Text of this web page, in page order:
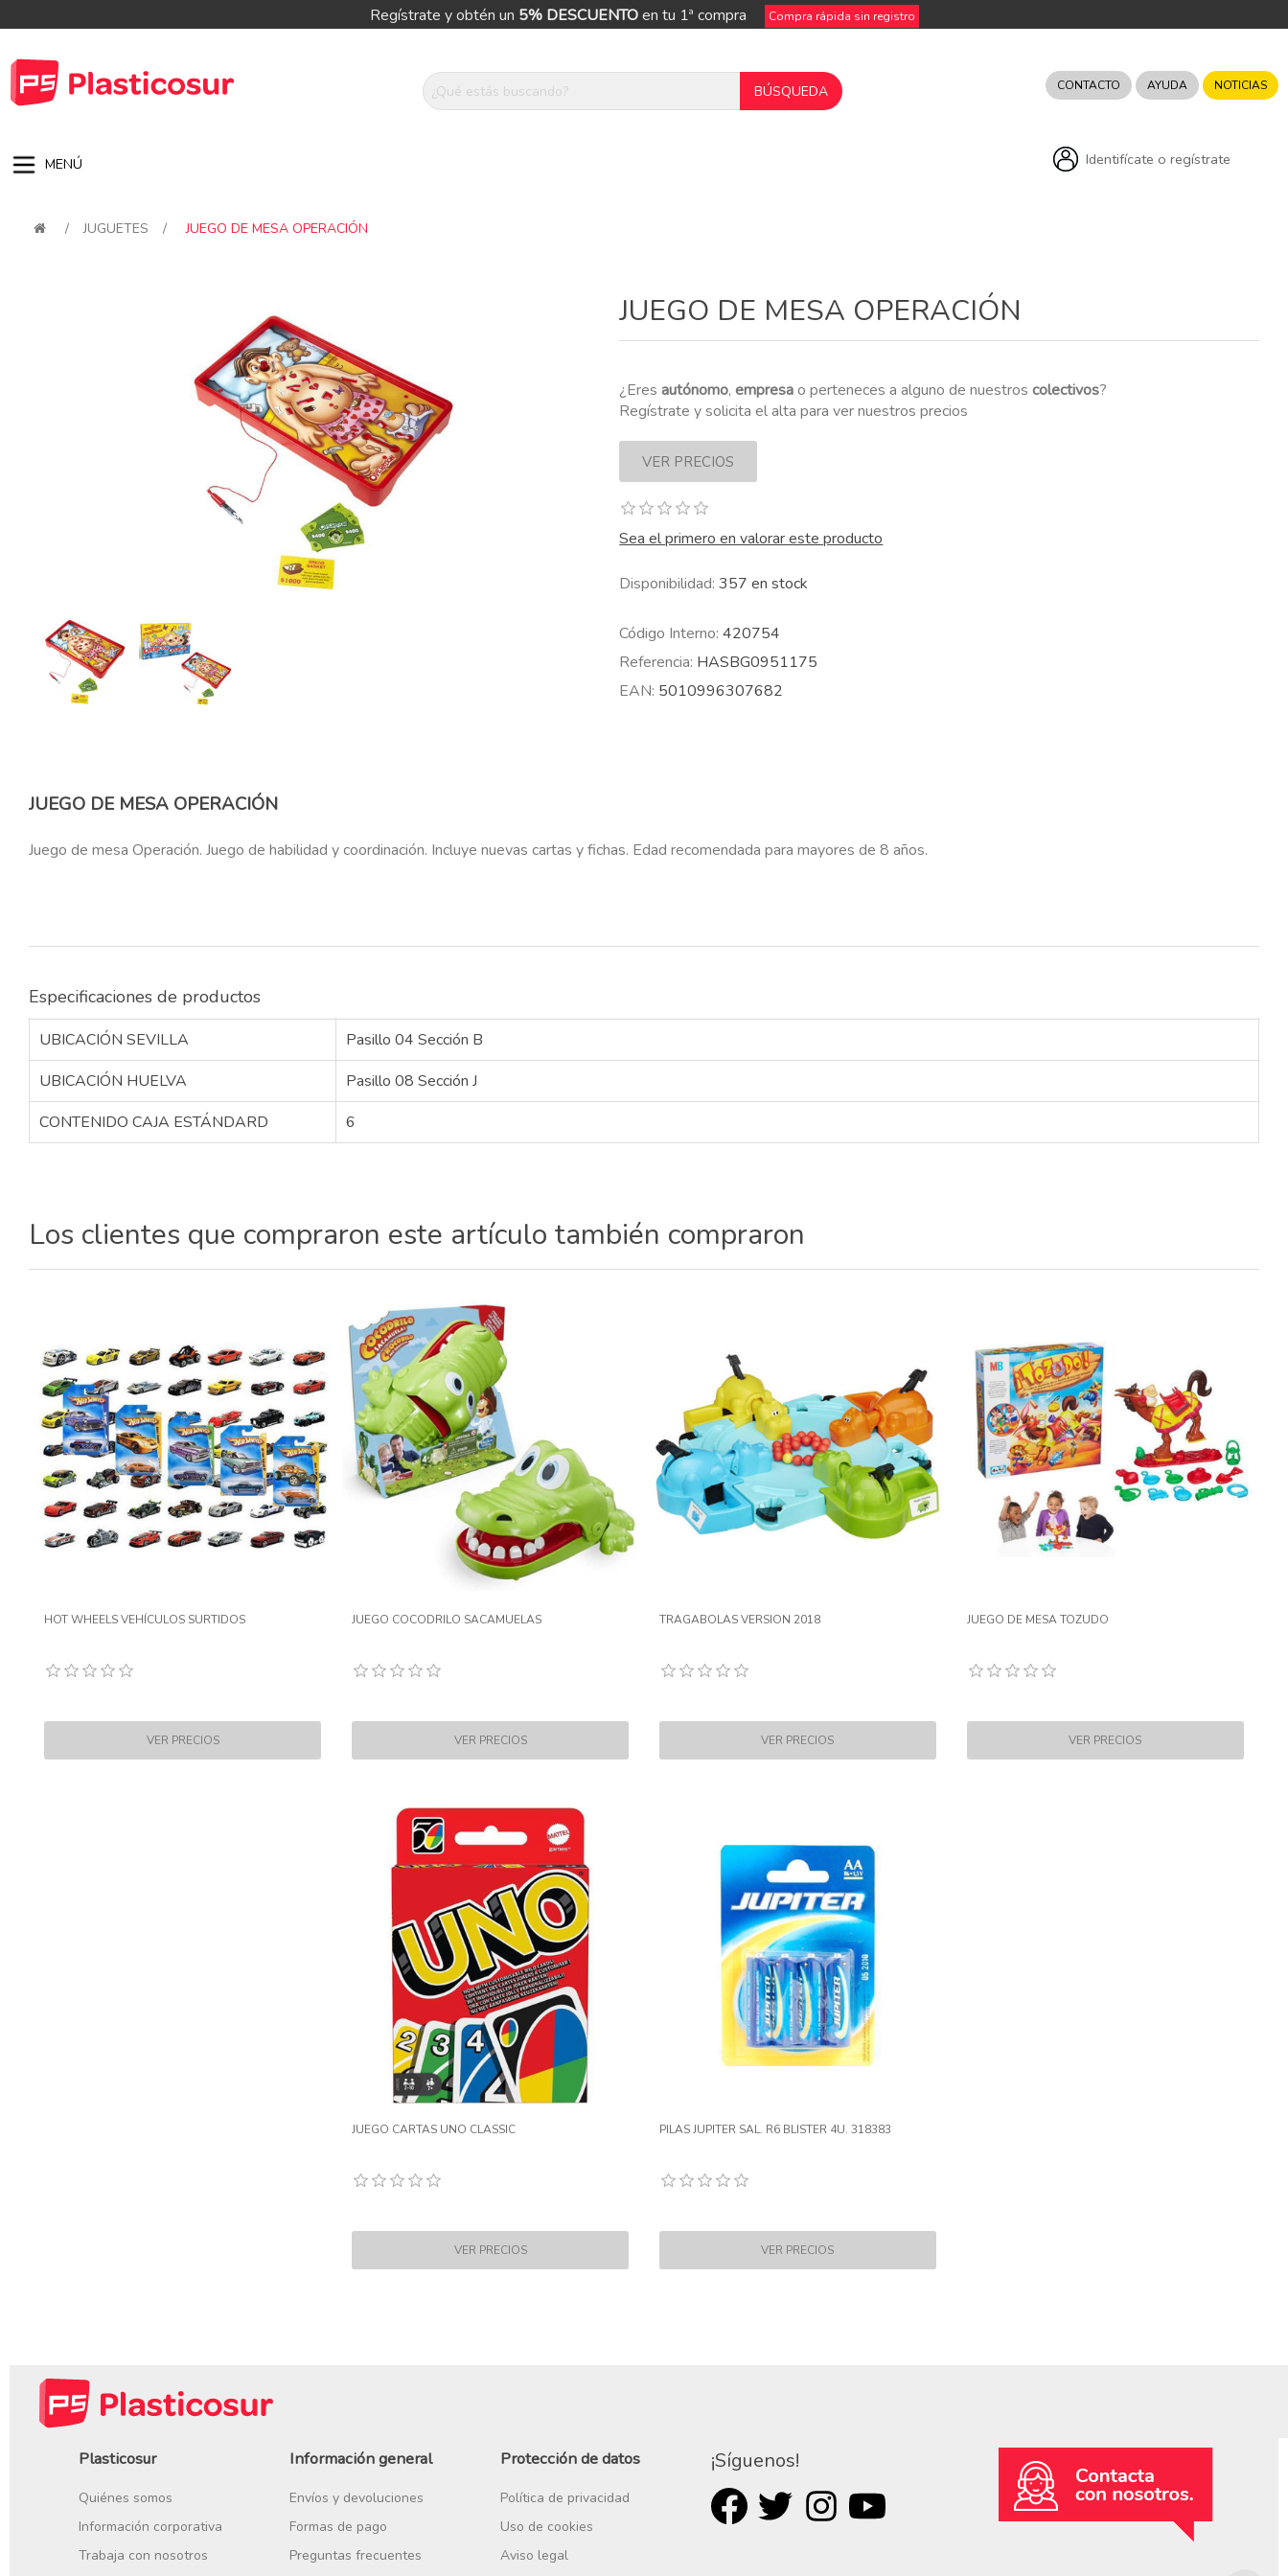
Regístrate y obtén un 5% DESCUENTOen tu 1ª compra Compra rápida sin registro
CONTACTO AYUDA NOTICIAS
Identifícate o regístrate
MENÚ
/ JUGUETES / JUEGO DE MESA OPERACIÓN
JUEGO DE MESA OPERACIÓN
¿Eresautónomo,empresao perteneces a alguno de nuestroscolectivos?
Regístrate y solicita el alta para ver nuestros precios
Sea el primero en valorar este producto
Disponibilidad: 357 en stock
Código Interno: 420754
Referencia: HASBG0951175
EAN: 5010996307682
JUEGO DE MESA OPERACIÓN
Juego de mesa Operación. Juego de habilidad y coordinación. Incluye nuevas cartas y fichas. Edad recomendada para mayores de 8 años.
Especificaciones de productos
UBICACIÓN SEVILLA
Pasillo 04 Sección B
UBICACIÓN HUELVA
Pasillo 08 Sección J
CONTENIDO CAJA ESTÁNDARD
6
Los clientes que compraron este artículo también compraron
HOT WHEELS VEHÍCULOS SURTIDOS JUEGO COCODRILO SACAMUELAS TRAGABOLAS VERSION 2018 JUEGO DE MESA TOZUDO
JUEGO CARTAS UNO CLASSIC PILAS JUPITER SAL. R6 BLISTER 4U. 318383
Plasticosur
Quiénes somos
Información corporativa
Trabaja con nosotros
Información general
Envíos y devoluciones
Formas de pago
Preguntas frecuentes
Protección de datos
Política de privacidad
Uso de cookies
Aviso legal
¡Síguenos!